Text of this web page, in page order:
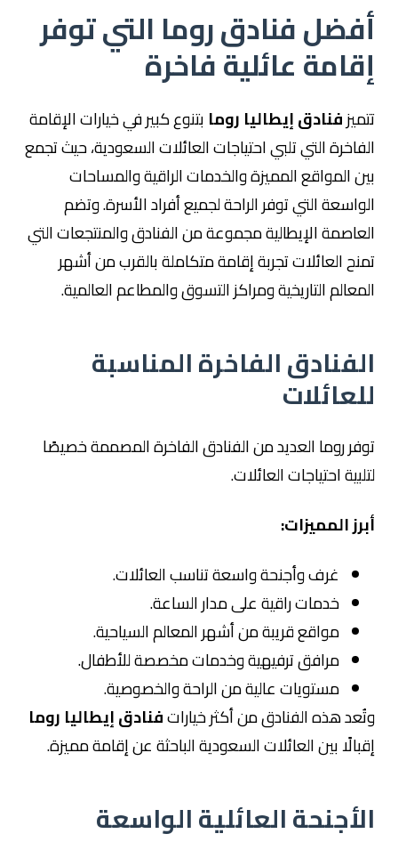
أفضل فنادق روما التي توفر
إقامة عائلية فاخرة
تتميزفنادق إيطاليا روما بتنوع كبير في خيارات الإقامة
الفاخرة التي تلبي احتياجات العائلات السعودية، حيث تجمع
بين المواقع المميزة والخدمات الراقية والمساحات
الواسعة التي توفر الراحة لجميع أفراد الأسرة. وتضم
العاصمة الإيطالية مجموعة من الفنادق والمنتجعات التي
تمنح العائلات تجربة إقامة متكاملة بالقرب من أشهر
المعالم التاريخية ومراكز التسوق والمطاعم العالمية.
الفنادق الفاخرة المناسبة
للعائلات
توفر روما العديد من الفنادق الفاخرة المصممة خصيصًا
لتلبية احتياجات العائلات.
أبرز المميزات:
غرف وأجنحة واسعة تناسب العائلات.
خدمات راقية على مدار الساعة.
مواقع قريبة من أشهر المعالم السياحية.
مرافق ترفيهية وخدمات مخصصة للأطفال.
مستويات عالية من الراحة والخصوصية.
وتُعد هذه الفنادق من أكثر خياراتفنادق إيطاليا روما
إقبالًا بين العائلات السعودية الباحثة عن إقامة مميزة.
الأجنحة العائلية الواسعة